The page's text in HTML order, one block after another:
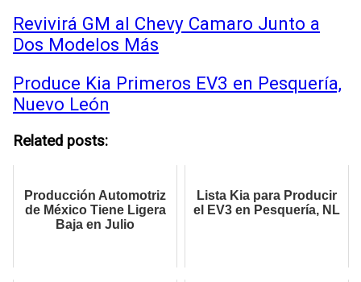
Revivirá GM al Chevy Camaro Junto a
Dos Modelos Más
Produce Kia Primeros EV3 en Pesquería,
Nuevo León
Related posts:
Producción Automotriz
de México Tiene Ligera
Baja en Julio
Lista Kia para Producir
el EV3 en Pesquería, NL